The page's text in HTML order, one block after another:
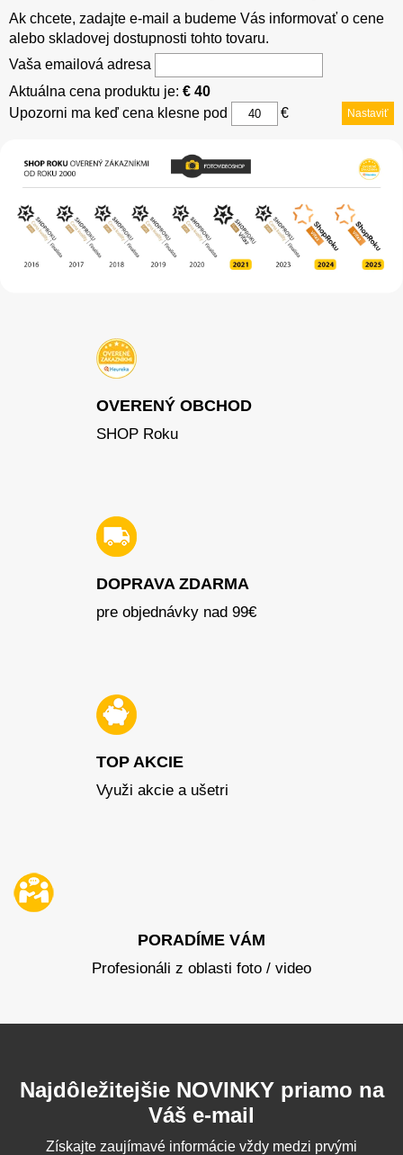
Ak chcete, zadajte e-mail a budeme Vás informovať o cene
alebo skladovej dostupnosti tohto tovaru.
Vaša emailová adresa
Aktuálna cena produktu je: € 40
Upozorni ma keď cena klesne pod
€ Nastaviť
OVERENÝ OBCHOD
SHOP Roku
DOPRAVA ZDARMA
pre objednávky nad 99€
TOP AKCIE
Využi akcie a ušetri
PORADÍME VÁM
Profesionáli z oblasti foto / video
Najdôležitejšie NOVINKY priamo na
Váš e-mail
Získajte zaujímavé informácie vždy medzi prvými